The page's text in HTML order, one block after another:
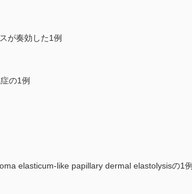
が奏効した1例
の1例
elasticum-like papillary dermal elastolysisの1例